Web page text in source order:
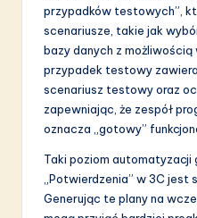
przypadków testowych”,
scenariusze, takie jak
bazy danych z możliwością
przypadek testowy
scenariusz testowy oraz
zapewniając, że zespół
oznacza „gotowy”
Taki poziom automatyzacji
„Potwierdzenia” w 3C jest
Generując te plany na